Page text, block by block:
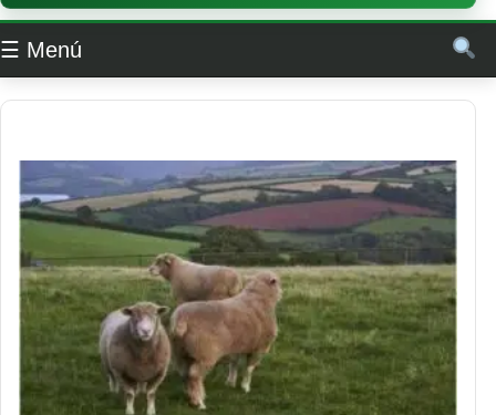
☰ Menú